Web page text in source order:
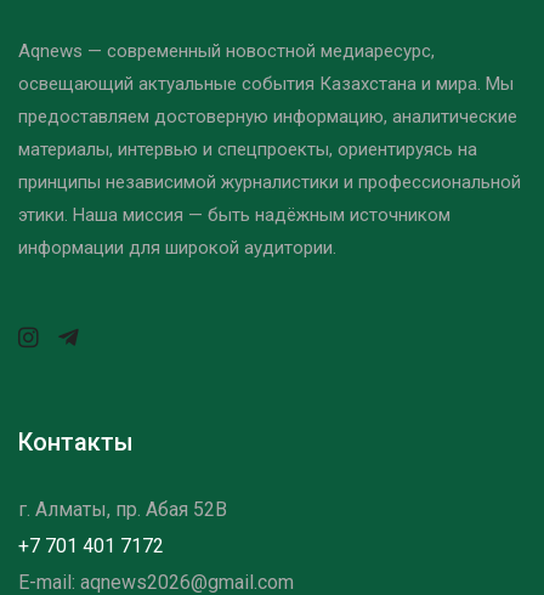
Aqnews — современный новостной медиаресурс,
освещающий актуальные события Казахстана и мира. Мы
предоставляем достоверную информацию, аналитические
материалы, интервью и спецпроекты, ориентируясь на
принципы независимой журналистики и профессиональной
этики. Наша миссия — быть надёжным источником
информации для широкой аудитории.
Контакты
г. Алматы, пр. Абая 52B
+7 701 401 7172
E-mail: aqnews2026@gmail.com